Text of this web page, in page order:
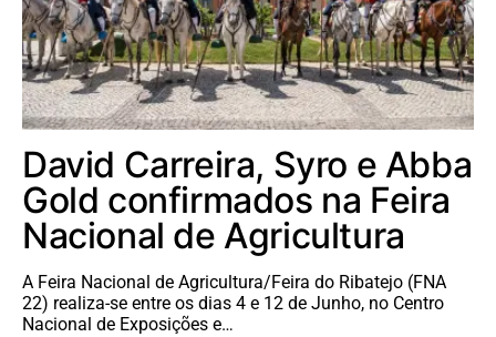
David Carreira, Syro e Abba
Gold confirmados na Feira
Nacional de Agricultura
A Feira Nacional de Agricultura/Feira do Ribatejo (FNA
22) realiza-se entre os dias 4 e 12 de Junho, no Centro
Nacional de Exposições e…